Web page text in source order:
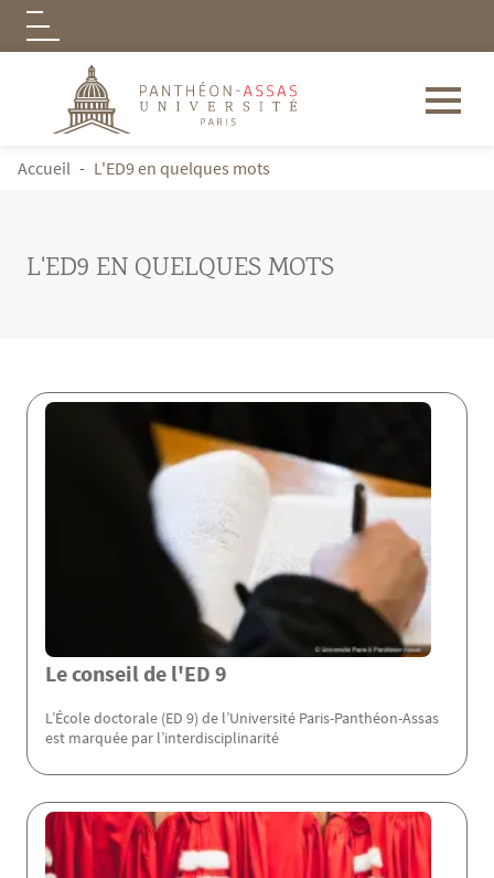
Aller au contenu principal
Logo
FIL D'ARIANE
Accueil L'ED9 en quelques mots
L'ED9 EN QUELQUES MOTS
Contenu
Le conseil de l'ED 9
L’École doctorale (ED 9) de l’Université Paris-Panthéon-Assas
est marquée par l’interdisciplinarité